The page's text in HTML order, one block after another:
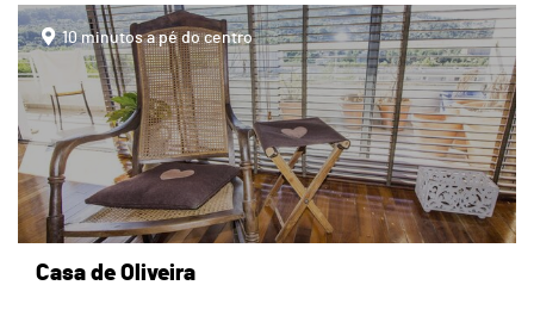
page
10 minutos a pé do centro
Casa de Oliveira